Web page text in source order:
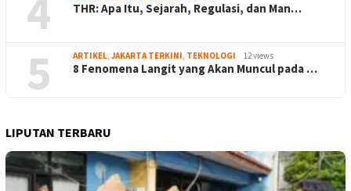
4 THR: Apa Itu, Sejarah, Regulasi, dan Man…
5 ARTIKEL, JAKARTA TERKINI, TEKNOLOGI 12 views
8 Fenomena Langit yang Akan Muncul pada …
LIPUTAN TERBARU